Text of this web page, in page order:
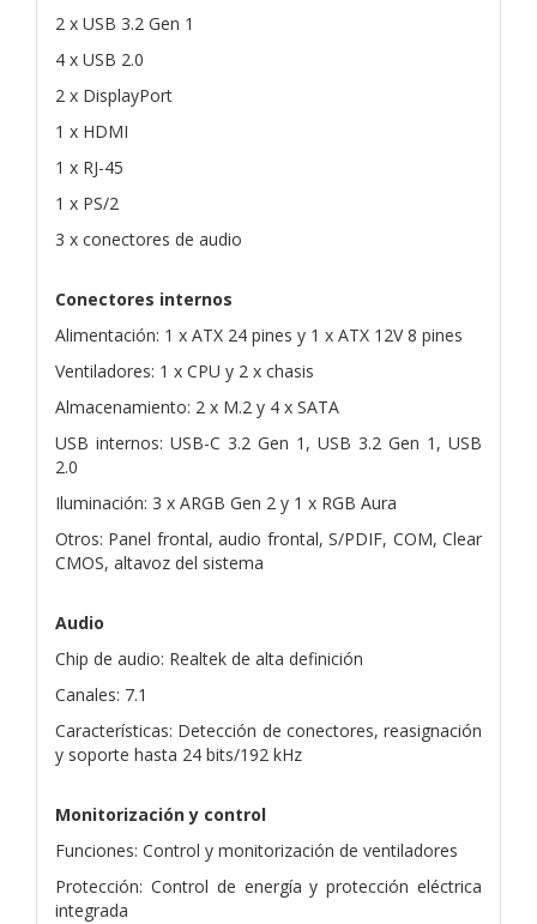
2 x USB 3.2 Gen 1
4 x USB 2.0
2 x DisplayPort
1 x HDMI
1 x RJ-45
1 x PS/2
3 x conectores de audio
Conectores internos
Alimentación: 1 x ATX 24 pines y 1 x ATX 12V 8 pines
Ventiladores: 1 x CPU y 2 x chasis
Almacenamiento: 2 x M.2 y 4 x SATA
USB internos: USB-C 3.2 Gen 1, USB 3.2 Gen 1, USB
2.0
Iluminación: 3 x ARGB Gen 2 y 1 x RGB Aura
Otros: Panel frontal, audio frontal, S/PDIF, COM, Clear
CMOS, altavoz del sistema
Audio
Chip de audio: Realtek de alta definición
Canales: 7.1
Características: Detección de conectores, reasignación
y soporte hasta 24 bits/192 kHz
Monitorización y control
Funciones: Control y monitorización de ventiladores
Protección: Control de energía y protección eléctrica
integrada